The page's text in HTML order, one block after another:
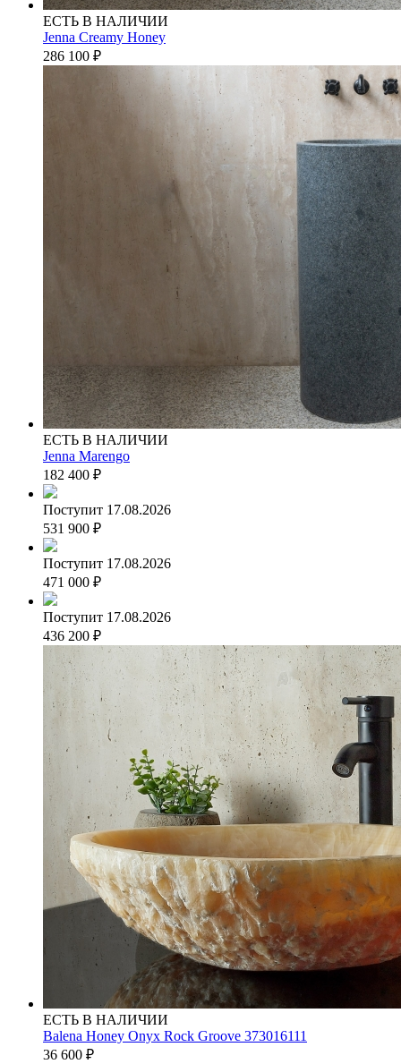
ЕСТЬ В НАЛИЧИИ
Jenna Creamy Honey
286 100 ₽
ЕСТЬ В НАЛИЧИИ
Jenna Marengo
182 400 ₽
Поступит 17.08.2026
531 900 ₽
Поступит 17.08.2026
471 000 ₽
Поступит 17.08.2026
436 200 ₽
ЕСТЬ В НАЛИЧИИ
Balena Honey Onyx Rock Groove 373016111
36 600 ₽